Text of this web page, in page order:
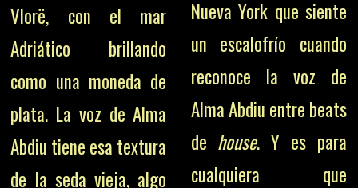
Vlorë, con el mar
Adriático brillando
como una moneda de
plata. La voz de Alma
Abdiu tiene esa textura
de la seda vieja, algo
Nueva York que siente
un escalofrío cuando
reconoce la voz de
Alma Abdiu entre beats
de house. Y es para
cualquiera que